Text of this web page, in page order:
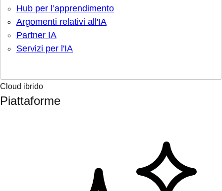
Hub per l’apprendimento
Argomenti relativi all'IA
Partner IA
Servizi per l'IA
Cloud ibrido
Piattaforme